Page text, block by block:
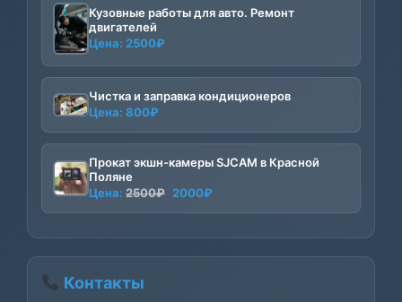
Кузовные работы для авто. Ремонт
двигателей
Цена: 2500₽
Чистка и заправка кондиционеров
Цена: 800₽
Прокат экшн-камеры SJCAM в Красной
Поляне
Цена: 2500₽ Первоначальная
2000₽
Контакты